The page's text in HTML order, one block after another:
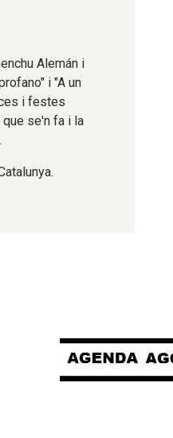
Alemán i
i "A un
i festes
se'n fa i la